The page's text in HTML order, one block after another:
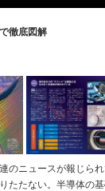
徹底図解
のニュースが報じら
たたない。半導体の